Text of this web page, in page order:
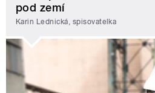
pod zemí
Karin Lednická, spisovatelka